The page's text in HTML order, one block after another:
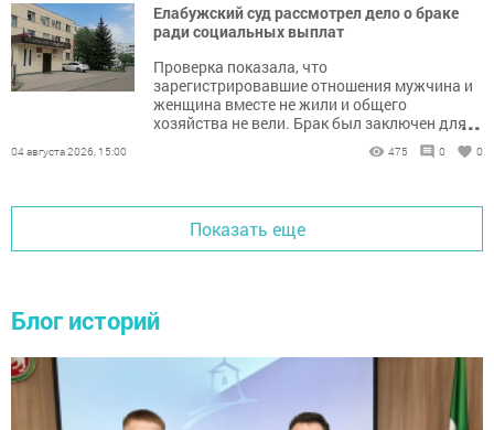
Елабужский суд рассмотрел дело о браке
ради социальных выплат
Проверка показала, что
зарегистрировавшие отношения мужчина и
женщина вместе не жили и общего
хозяйства не вели. Брак был заключен для
получения мер социальной поддержки.
...
04 августа 2026, 15:00 475 0 0
Показать еще
Блог историй